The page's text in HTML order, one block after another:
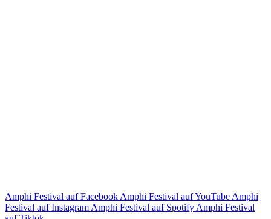
Amphi Festival auf Facebook Amphi Festival auf YouTube Amphi
Festival auf Instagram Amphi Festival auf Spotify Amphi Festival